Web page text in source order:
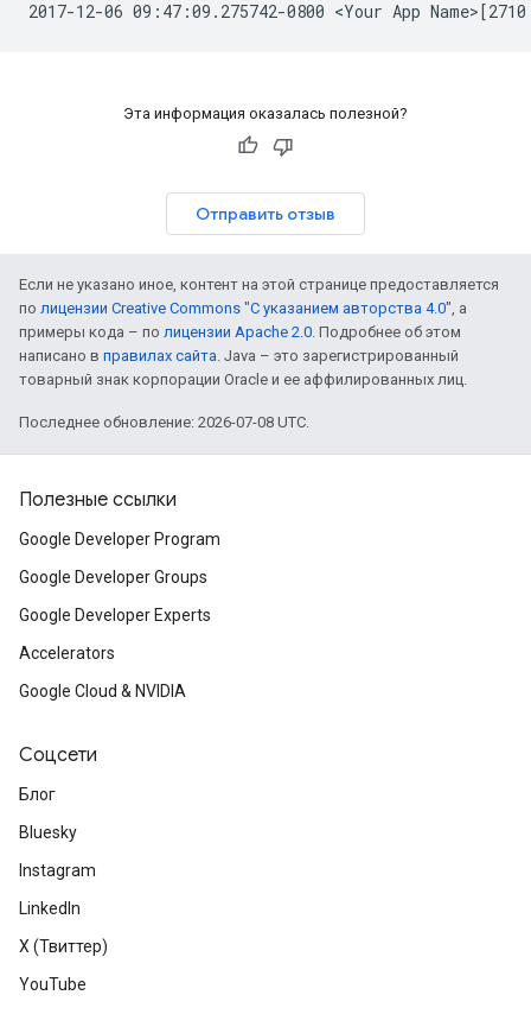
Эта информация оказалась полезной?
Отправить отзыв
Если не указано иное, контент на этой странице предоставляется
по лицензии Creative Commons "С указанием авторства 4.0", а
примеры кода – по лицензии Apache 2.0. Подробнее об этом
написано в правилах сайта. Java – это зарегистрированный
товарный знак корпорации Oracle и ее аффилированных лиц.
Последнее обновление: 2026-07-08 UTC.
Полезные ссылки
Google Developer Program
Google Developer Groups
Google Developer Experts
Accelerators
Google Cloud & NVIDIA
Соцсети
Блог
Bluesky
Instagram
LinkedIn
X (Твиттер)
YouTube